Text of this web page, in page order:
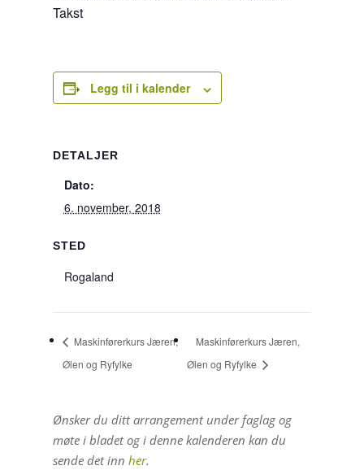
Takst
Legg til i kalender
DETALJER
Dato:
6. november, 2018
STED
Rogaland
Maskinførerkurs Jæren,
Ølen og Ryfylke
Maskinførerkurs Jæren,
Ølen og Ryfylke
Ønsker du ditt arrangement under faglag og
møte i bladet og i denne kalenderen kan du
sende det inn her.